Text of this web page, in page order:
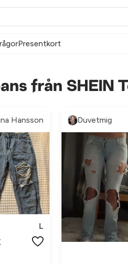
Presentkort
från SHEIN
Hansson
L
Duvetmig